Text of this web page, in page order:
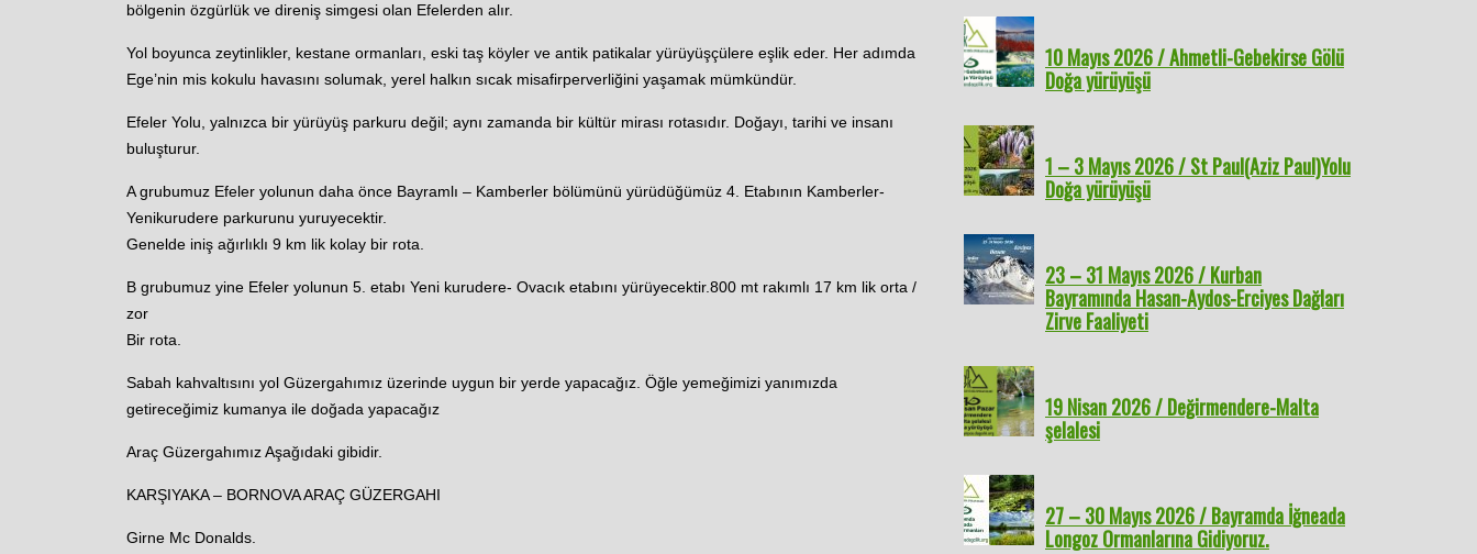
bölgenin özgürlük ve direniş simgesi olan Efelerden alır.
Yol boyunca zeytinlikler, kestane ormanları, eski taş köyler ve antik patikalar yürüyüşçülere eşlik eder. Her adımda
Ege’nin mis kokulu havasını solumak, yerel halkın sıcak misafirperverliğini yaşamak mümkündür.
Efeler Yolu, yalnızca bir yürüyüş parkuru değil; aynı zamanda bir kültür mirası rotasıdır. Doğayı, tarihi ve insanı
buluşturur.
A grubumuz Efeler yolunun daha önce Bayramlı – Kamberler bölümünü yürüdüğümüz 4. Etabının Kamberler-
Yenikurudere parkurunu yuruyecektir.
Genelde iniş ağırlıklı 9 km lik kolay bir rota.
B grubumuz yine Efeler yolunun 5. etabı Yeni kurudere- Ovacık etabını yürüyecektir.800 mt rakımlı 17 km lik orta /
zor
Bir rota.
Sabah kahvaltısını yol Güzergahımız üzerinde uygun bir yerde yapacağız. Öğle yemeğimizi yanımızda
getireceğimiz kumanya ile doğada yapacağız
Araç Güzergahımız Aşağıdaki gibidir.
KARŞIYAKA – BORNOVA ARAÇ GÜZERGAHI
Girne Mc Donalds.
10 Mayıs 2026 / Ahmetli-Gebekirse Gölü
Doğa yürüyüşü
1 – 3 Mayıs 2026 / St Paul(Aziz Paul)Yolu
Doğa yürüyüşü
23 – 31 Mayıs 2026 / Kurban
Bayramında Hasan-Aydos-Erciyes Dağları
Zirve Faaliyeti
19 Nisan 2026 / Değirmendere-Malta
şelalesi
27 – 30 Mayıs 2026 / Bayramda İğneada
Longoz Ormanlarına Gidiyoruz.